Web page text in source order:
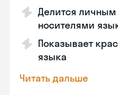
Делится
носителями
Показывает
языка
Читать дальше